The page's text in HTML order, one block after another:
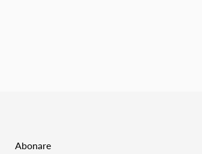
Abonare